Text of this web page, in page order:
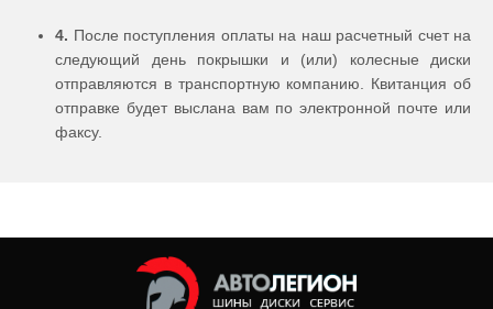
4. После поступления оплаты на наш расчетный счет на
следующий день покрышки и (или) колесные диски
отправляются в транспортную компанию. Квитанция об
отправке будет выслана вам по электронной почте или
факсу.